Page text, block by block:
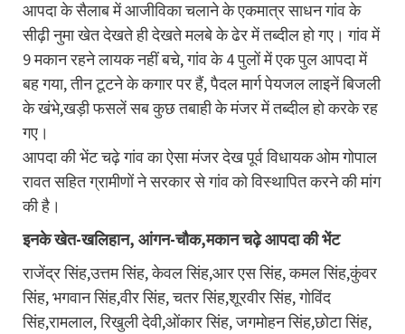
आपदा के सैलाब में आजीविका चलाने के एकमात्र साधन गांव के
सीढ़ी नुमा खेत देखते ही देखते मलबे के ढेर में तब्दील हो गए। गांव में
9 मकान रहने लायक नहीं बचे, गांव के 4 पुलों में एक पुल आपदा में
बह गया, तीन टूटने के कगार पर हैं, पैदल मार्ग पेयजल लाइनें बिजली
के खंभे,खड़ी फसलें सब कुछ तबाही के मंजर में तब्दील हो करके रह
गए।
आपदा की भेंट चढ़े गांव का ऐसा मंजर देख पूर्व विधायक ओम गोपाल
रावत सहित ग्रामीणों ने सरकार से गांव को विस्थापित करने की मांग
की है।
इनके खेत-खलिहान, आंगन-चौक,मकान चढ़े आपदा की भेंट
राजेंद्र सिंह,उत्तम सिंह, केवल सिंह,आर एस सिंह, कमल सिंह,कुंवर
सिंह, भगवान सिंह,वीर सिंह, चतर सिंह,शूरवीर सिंह, गोविंद
सिंह,रामलाल, रिखुली देवी,ओंकार सिंह, जगमोहन सिंह,छोटा सिंह,